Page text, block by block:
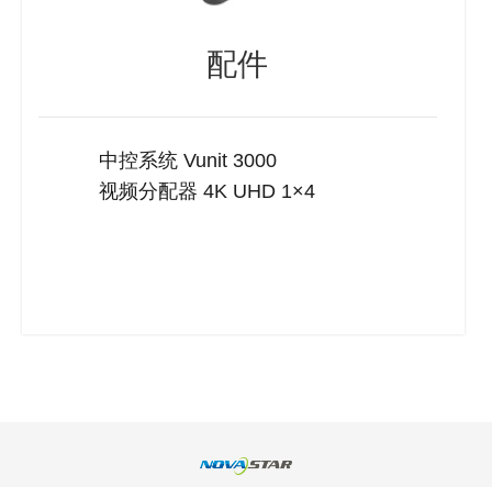
配件
中控系统 Vunit 3000
视频分配器 4K UHD 1×4